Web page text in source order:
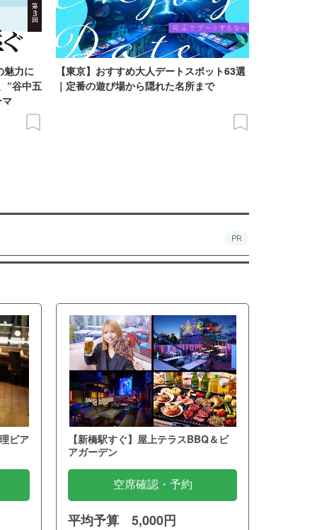
魅力に
“谷中五
【東京】おすすめ大人デートスポット63選
｜定番の遊び場から隠れた名所まで
PR
ビア
【新橋駅すぐ】屋上テラスBBQ＆ビ
アガーデン
空席確認・予約
平均予算 5,000円